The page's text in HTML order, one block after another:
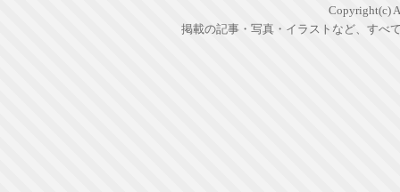
Copyright(c)
掲載の記事・写真・イラストなど、すべ